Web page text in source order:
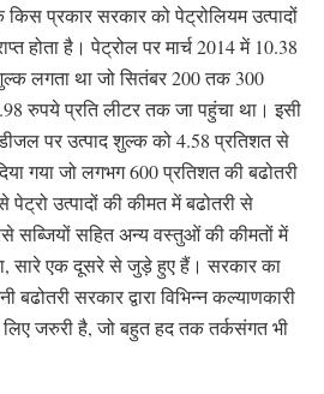
प्रकार सरकार को पेट्रोलियम उत्पादों
होता है। पेट्रोल पर मार्च 2014 में 10.38
लगता था जो सितंबर 200 तक 300
रुपये प्रति लीटर तक जा पहुंचा था। इसी
पर उत्पाद शुल्क को 4.58 प्रतिशत से
गया जो लगभग 600 प्रतिशत की बढोतरी
उत्पादों की कीमत में बढोतरी से
सब्जियों सहित अन्य वस्तुओं की कीमतों में
सारे एक दूसरे से जुड़े हुए हैं। सरकार का
सरकार द्वारा विभिन्न कल्याणकारी
जरुरी है, जो बहुत हद तक तर्कसंगत भी